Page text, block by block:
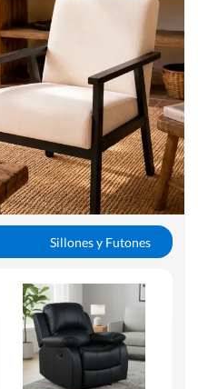
Sillones y Futones
Racks y Muebles TV